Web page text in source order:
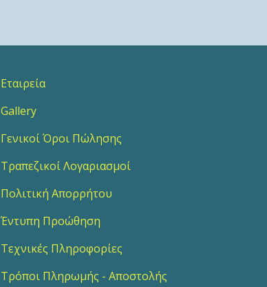
Εταιρεία
Gallery
Γενικοί Όροι Πώλησης
Τραπεζικοί Λογαριασμοί
Πολιτική Απορρήτου
Έντυπη Προώθηση
Τεχνικές Πληροφορίες
Τρόποι Πληρωμής - Αποστολής